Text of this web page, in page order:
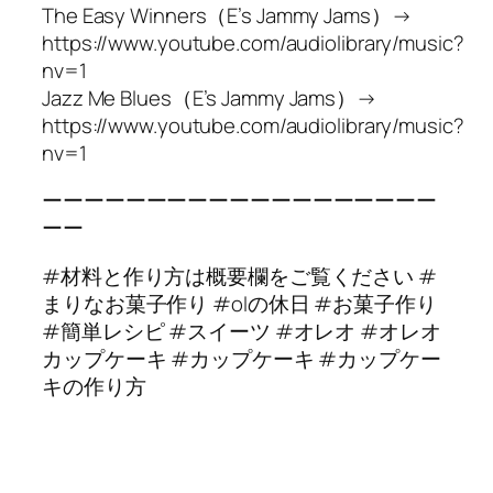
The Easy Winners（E’s Jammy Jams）→
https://www.youtube.com/audiolibrary/music?
nv=1
Jazz Me Blues（E’s Jammy Jams）→
https://www.youtube.com/audiolibrary/music?
nv=1
ーーーーーーーーーーーーーーーーーーー
ーー
#材料と作り方は概要欄をご覧ください #
まりなお菓子作り #olの休日 #お菓子作り
#簡単レシピ #スイーツ #オレオ #オレオ
カップケーキ #カップケーキ #カップケー
キの作り方